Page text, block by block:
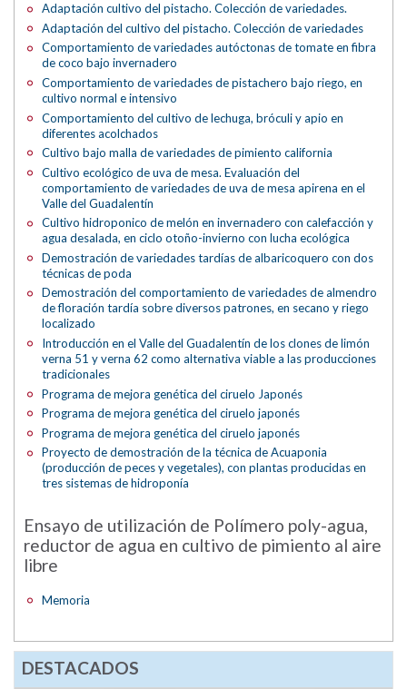
Adaptación cultivo del pistacho. Colección de variedades.
Adaptación del cultivo del pistacho. Colección de variedades
Comportamiento de variedades autóctonas de tomate en fibra
de coco bajo invernadero
Comportamiento de variedades de pistachero bajo riego, en
cultivo normal e intensivo
Comportamiento del cultivo de lechuga, bróculi y apio en
diferentes acolchados
Cultivo bajo malla de variedades de pimiento california
Cultivo ecológico de uva de mesa. Evaluación del
comportamiento de variedades de uva de mesa apirena en el
Valle del Guadalentín
Cultivo hidroponico de melón en invernadero con calefacción y
agua desalada, en ciclo otoño-invierno con lucha ecológica
Demostración de variedades tardías de albaricoquero con dos
técnicas de poda
Demostración del comportamiento de variedades de almendro
de floración tardía sobre diversos patrones, en secano y riego
localizado
Introducción en el Valle del Guadalentín de los clones de limón
verna 51 y verna 62 como alternativa viable a las producciones
tradicionales
Programa de mejora genética del ciruelo Japonés
Programa de mejora genética del ciruelo japonés
Programa de mejora genética del ciruelo japonés
Proyecto de demostración de la técnica de Acuaponia
(producción de peces y vegetales), con plantas producidas en
tres sistemas de hidroponía
Ensayo de utilización de Polímero poly-agua,
reductor de agua en cultivo de pimiento al aire
libre
Memoria
DESTACADOS